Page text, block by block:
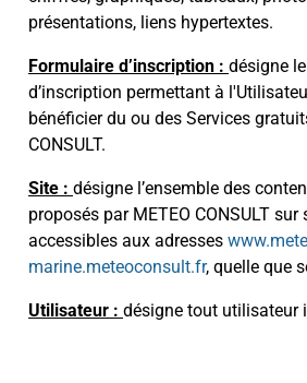
présentations, liens hypertextes.
Formulaire d’inscription : désigne
d’inscription permettant à
bénéficier du ou des Services
CONSULT.
Site : désigne l’ensemble des
proposés par METEO CONSULT sur
accessibles aux adresses
marine.meteoconsult.fr, quelle que
Utilisateur : désigne tout utilisateur